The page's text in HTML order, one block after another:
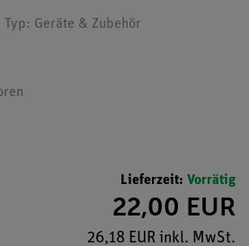
Geräte & Zubehör
Lieferzeit: Vorrätig
22,00 EUR
26,18 EUR inkl. MwSt.